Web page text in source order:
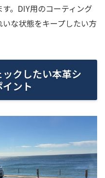
。DIY用のコーティング
な状態をキープしたい方
クしたい本革シ
ント